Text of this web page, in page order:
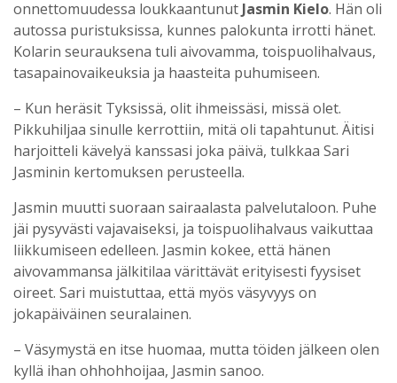
onnettomuudessa loukkaantunut Jasmin Kielo. Hän oli
autossa puristuksissa, kunnes palokunta irrotti hänet.
Kolarin seurauksena tuli aivovamma, toispuolihalvaus,
tasapainovaikeuksia ja haasteita puhumiseen.
– Kun heräsit Tyksissä, olit ihmeissäsi, missä olet.
Pikkuhiljaa sinulle kerrottiin, mitä oli tapahtunut. Äitisi
harjoitteli kävelyä kanssasi joka päivä, tulkkaa Sari
Jasminin kertomuksen perusteella.
Jasmin muutti suoraan sairaalasta palvelutaloon. Puhe
jäi pysyvästi vajavaiseksi, ja toispuolihalvaus vaikuttaa
liikkumiseen edelleen. Jasmin kokee, että hänen
aivovammansa jälkitilaa värittävät erityisesti fyysiset
oireet. Sari muistuttaa, että myös väsyvyys on
jokapäiväinen seuralainen.
– Väsymystä en itse huomaa, mutta töiden jälkeen olen
kyllä ihan ohhohhoijaa, Jasmin sanoo.